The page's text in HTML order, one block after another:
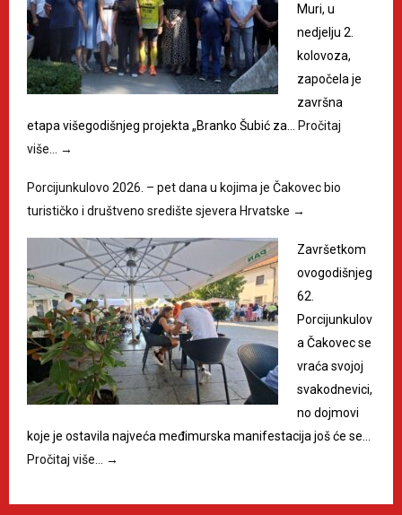
Muri, u
nedjelju 2.
kolovoza,
započela je
završna
etapa višegodišnjeg projekta „Branko Šubić za… Pročitaj
više…
→
Porcijunkulovo 2026. – pet dana u kojima je Čakovec bio
turističko i društveno središte sjevera Hrvatske →
Završetkom
ovogodišnjeg
62.
Porcijunkulov
a Čakovec se
vraća svojoj
svakodnevici,
no dojmovi
koje je ostavila najveća međimurska manifestacija još će se…
Pročitaj više…
→